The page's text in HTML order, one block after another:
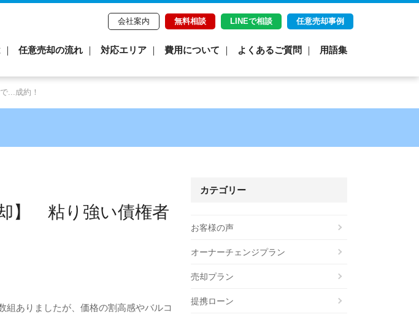
会社案内 無料相談 LINEで相談 任意売却事例
任意売却の流れ 対応エリア 費用について よくあるご質問 用語集
...成約！
】 粘り強い債権者
組ありましたが、価格の割高感やバルコ
カテゴリー
お客様の声
オーナーチェンジプラン
売却プラン
提携ローン